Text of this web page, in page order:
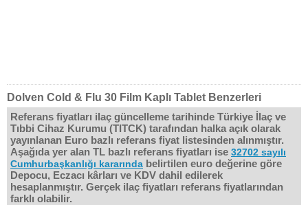
Dolven Cold & Flu 30 Film Kaplı Tablet Benzerleri
Referans fiyatları ilaç güncelleme tarihinde Türkiye İlaç ve
Tıbbi Cihaz Kurumu (TITCK) tarafından halka açık olarak
yayınlanan Euro bazlı referans fiyat listesinden alınmıştır.
Aşağıda yer alan TL bazlı referans fiyatları ise 32702 sayılı
Cumhurbaşkanlığı kararında belirtilen euro değerine göre
Depocu, Eczacı kârları ve KDV dahil edilerek
hesaplanmıştır. Gerçek ilaç fiyatları referans fiyatlarından
farklı olabilir.